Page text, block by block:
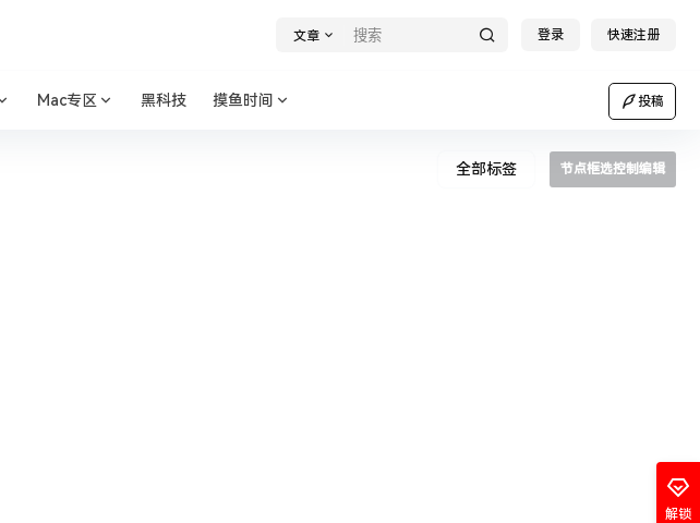
文章 登录 快速注册
Mac专区 黑科技 摸鱼时间 投稿
全部标签 节点框选控制编辑
解锁